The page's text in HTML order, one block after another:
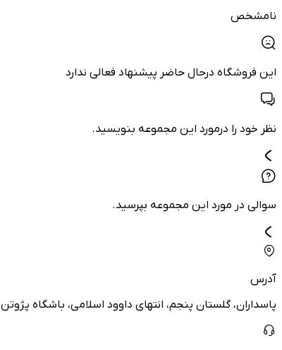
نامشخص
این فروشگاه درحال حاضر پیشنهاد فعالی ندارد
نظر خود را درمورد این مجموعه بنویسید.
سوالی در مورد این مجموعه بپرسید.
آدرس
پاسداران، گلستان پنجم، انتهای داوود اسلامی، باشگاه پژوتن